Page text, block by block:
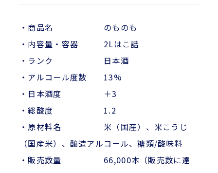
・商品名 のものも
・内容量・容器 2Lはこ詰
・ランク 日本酒
・アルコール度数 13%
・日本酒度 ＋3
・総酸度 1.2
・原材料名 米（国産）、米こうじ
（国産米）、醸造アルコール、糖類/酸味料
・販売数量 66,000本（販売数に達